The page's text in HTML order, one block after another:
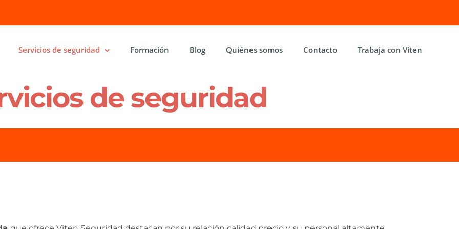
Servicios de seguridad Formación Blog Quiénes somos Contacto Trabaja con Viten
de seguridad